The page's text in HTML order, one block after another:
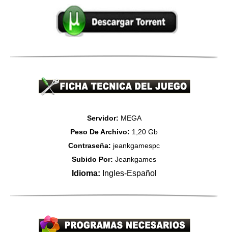
Servidor: MEGA
Peso De Archivo: 1,20 Gb
Contraseña: jeankgamespc
Subido Por: Jeankgames
Idioma: Ingles-Español